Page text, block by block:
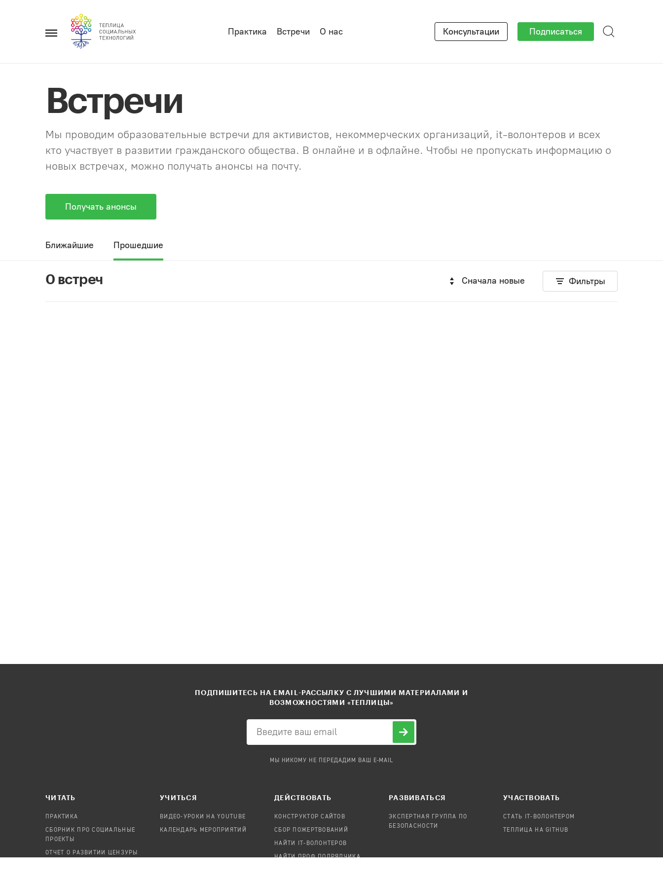
Главное
Практика Встречи О нас Консультации Подписаться
Встречи
Мы проводим образовательные встречи для активистов, некоммерческих организаций, it-волонтеров и всех
кто участвует в развитии гражданского общества. В онлайне и в офлайне. Чтобы не пропускать информацию о
новых встречах, можно получать анонсы на почту.
Получать анонсы
Ближайшие Прошедшие
0 встреч Сначала новые Фильтры
ПОДПИШИТЕСЬ НА EMAIL-РАССЫЛКУ С ЛУЧШИМИ МАТЕРИАЛАМИ И
ВОЗМОЖНОСТЯМИ «ТЕПЛИЦЫ»
МЫ НИКОМУ НЕ ПЕРЕДАДИМ ВАШ E-MAIL
ЧИТАТЬ
ПРАКТИКА
СБОРНИК ПРО СОЦИАЛЬНЫЕ
ПРОЕКТЫ
ОТЧЕТ О РАЗВИТИИ ЦЕНЗУРЫ
УЧИТЬСЯ
ВИДЕО-УРОКИ НА YOUTUBE
КАЛЕНДАРЬ МЕРОПРИЯТИЙ
ДЕЙСТВОВАТЬ
КОНСТРУКТОР САЙТОВ
СБОР ПОЖЕРТВОВАНИЙ
НАЙТИ IT-ВОЛОНТЕРОВ
НАЙТИ ПРОФ.ПОДРЯДЧИКА
РАЗВИВАТЬСЯ
ЭКСПЕРТНАЯ ГРУППА ПО
БЕЗОПАСНОСТИ
УЧАСТВОВАТЬ
СТАТЬ IT-ВОЛОНТЕРОМ
ТЕПЛИЦА НА GITHUB